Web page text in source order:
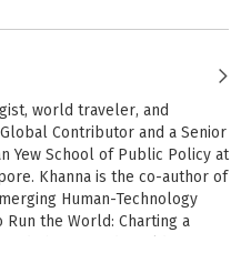
world traveler, and
Contributor and a Senior
Yew School of Public Policy at
Khanna is the co-author of
Human-Technology
the World: Charting a